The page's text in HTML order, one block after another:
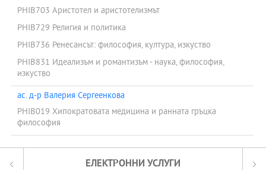
PHIB703 Аристотел и аристотелизмът
PHIB729 Религия и политика
PHIB736 Ренесансът: философия, култура, изкуство
PHIB831 Идеализъм и романтизъм - наука, философия,
изкуство
ас. д-р Валерия Сергеенкова
PHIB019 Хипократовата медицина и ранната гръцка
философия
ЕЛЕКТРОННИ УСЛУГИ